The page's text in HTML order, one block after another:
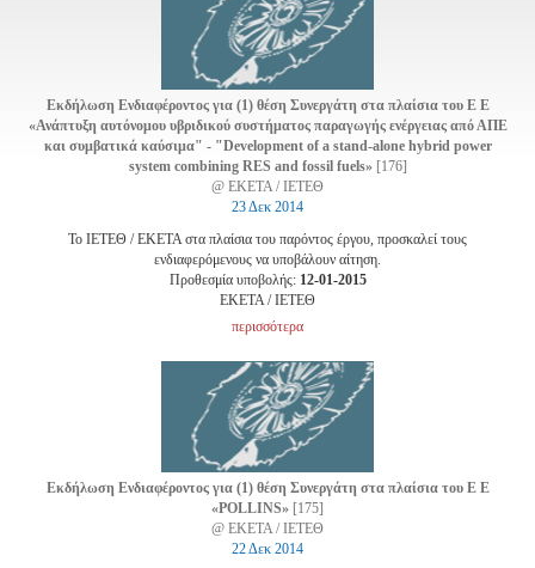
Εκδήλωση Ενδιαφέροντος για (1) θέση Συνεργάτη στα πλαίσια του Ε Ε
«Ανάπτυξη αυτόνομου υβριδικού συστήματος παραγωγής ενέργειας από ΑΠΕ
και συμβατικά καύσιμα" - "Development of a stand-alone hybrid power
system combining RES and fossil fuels» [176]
@ ΕΚΕΤΑ / ΙΕΤΕΘ
23 Δεκ 2014
Το ΙΕΤΕΘ / ΕΚΕΤΑ στα πλαίσια του παρόντος έργου, προσκαλεί τους
ενδιαφερόμενους να υποβάλουν αίτηση.
Προθεσμία υποβολής: 12-01-2015
EKETA / ΙΕΤΕΘ
περισσότερα
Εκδήλωση Ενδιαφέροντος για (1) θέση Συνεργάτη στα πλαίσια του Ε Ε
«POLLINS» [175]
@ ΕΚΕΤΑ / ΙΕΤΕΘ
22 Δεκ 2014